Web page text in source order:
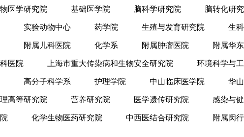
医学研究院 基础医学院 脑科学研究院 脑转化研
实验动物中心 药学院 生殖与发育研究院 生
附属儿科医院 化学系 附属肿瘤医院 附属华
医院 上海市重大传染病和生物安全研究院 环境科学与
高分子科学系 护理学院 中山临床医学院 华
高等研究院 营养研究院 医学遗传研究院 感染与
化学生物医药研究院 中西医结合研究院 附属闵